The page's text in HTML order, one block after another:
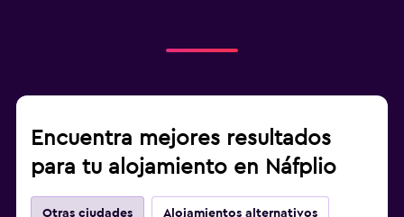
Encuentra mejores resultados
para tu alojamiento en Náfplio
Otras ciudades Alojamientos alternativos